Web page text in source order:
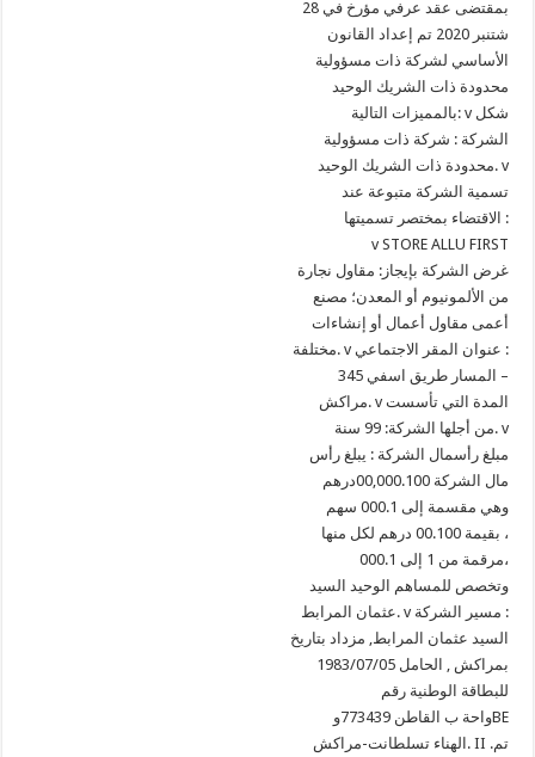
بمقتضى عقد عرفي مؤرخ في 28
شتنبر 2020 تم إعداد القانون
الأساسي لشركة ذات مسؤولية
محدودة ذات الشريك الوحيد
بالمميزات التالية: v شكل
الشركة : شركة ذات مسؤولية
محدودة ذات الشريك الوحيد. v
تسمية الشركة متبوعة عند
الاقتضاء بمختصر تسميتها :
v STORE ALLU FIRST
غرض الشركة بإيجاز: مقاول نجارة
من الألمونيوم أو المعدن؛ مصنع
أعمى مقاول أعمال أو إنشاءات
مختلفة. v عنوان المقر الاجتماعي :
345 المسار طريق اسفي –
مراكش. v المدة التي تأسست
من أجلها الشركة: 99 سنة. v
مبلغ رأسمال الشركة : يبلغ رأس
مال الشركة 00,000.100درهم
وهي مقسمة إلى 000.1 سهم
بقيمة 00.100 درهم لكل منها ،
مرقمة من 1 إلى 000.1،
وتخصص للمساهم الوحيد السيد
عثمان المرابط. v مسير الشركة :
السيد عثمان المرابط, مزداد بتاريخ
1983/07/05 بمراكش , الحامل
للبطاقة الوطنية رقم
واحة ب القاطن 773439وBE
الهناء تسلطانت-مراكش. II .تم